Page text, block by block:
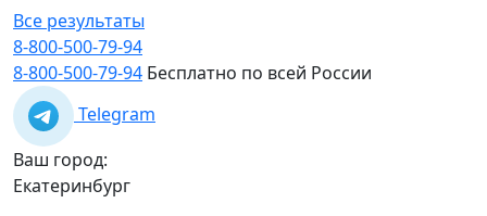
Все результаты
8-800-500-79-94
8-800-500-79-94 Бесплатно по всей России
Telegram
Ваш город:
Екатеринбург